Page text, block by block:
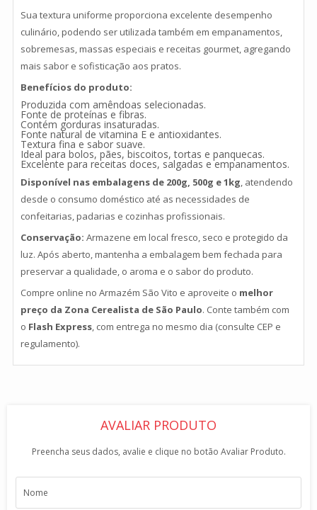
Sua textura uniforme proporciona excelente desempenho
culinário, podendo ser utilizada também em empanamentos,
sobremesas, massas especiais e receitas gourmet, agregando
mais sabor e sofisticação aos pratos.
Benefícios do produto:
Produzida com amêndoas selecionadas.
Fonte de proteínas e fibras.
Contém gorduras insaturadas.
Fonte natural de vitamina E e antioxidantes.
Textura fina e sabor suave.
Ideal para bolos, pães, biscoitos, tortas e panquecas.
Excelente para receitas doces, salgadas e empanamentos.
Disponível nas embalagens de 200g, 500g e 1kg , atendendo
desde o consumo doméstico até as necessidades de
confeitarias, padarias e cozinhas profissionais.
Conservação: Armazene em local fresco, seco e protegido da
luz. Após aberto, mantenha a embalagem bem fechada para
preservar a qualidade, o aroma e o sabor do produto.
Compre online no Armazém São Vito e aproveite o melhor
preço da Zona Cerealista de São Paulo. Conte também com
o Flash Express , com entrega no mesmo dia (consulte CEP e
regulamento).
AVALIAR PRODUTO
Preencha seus dados, avalie e clique no botão Avaliar Produto.